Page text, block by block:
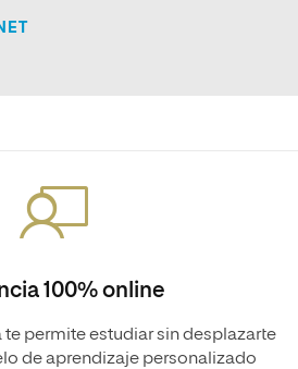
100% online
permite estudiar sin desplazarte
de aprendizaje personalizado